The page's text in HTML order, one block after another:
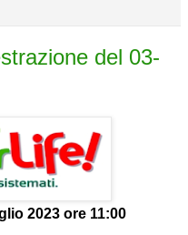
del 03-
2023 ore 11:00